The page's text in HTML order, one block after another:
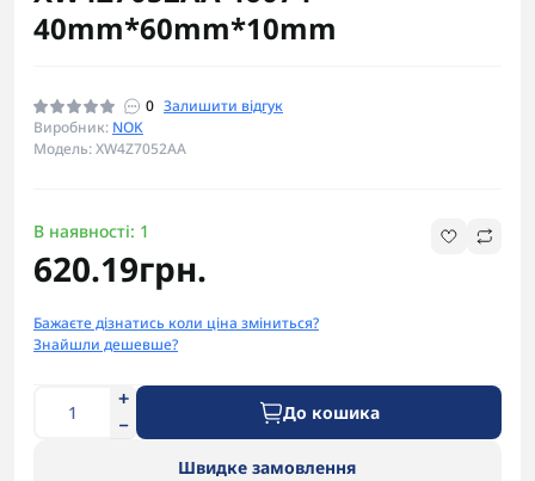
40mm*60mm*10mm
0 Залишити відгук
Виробник: NOK
Модель: XW4Z7052AA
В наявності: 1
620.19грн.
Бажаєте дізнатись коли ціна зміниться?
Знайшли дешевше?
До кошика
Швидке замовлення